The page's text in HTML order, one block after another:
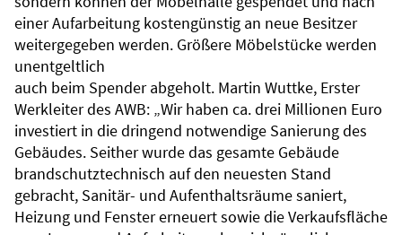
einer Aufarbeitung kostengünstig an neue Besitzer
weitergegeben werden. Größere Möbelstücke werden
unentgeltlich
auch beim Spender abgeholt. Martin Wuttke, Erster
Werkleiter des AWB: „Wir haben ca. drei Millionen Euro
investiert in die dringend notwendige Sanierung des
Gebäudes. Seither wurde das gesamte Gebäude
brandschutztechnisch auf den neuesten Stand
gebracht, Sanitär- und Aufenthaltsräume saniert,
Heizung und Fenster erneuert sowie die Verkaufsfläche